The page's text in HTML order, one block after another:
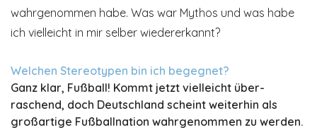
wahrgenommen habe. Was war Mythos und was habe
ich vielleicht in mir selber wiedererkannt?
Welchen Stereotypen bin ich begegnet?
Ganz klar, Fußball! Kommt jetzt vielleicht über­
raschend, doch Deutschland scheint weiterhin als
großartige Fußballnation wahrgenommen zu werden.